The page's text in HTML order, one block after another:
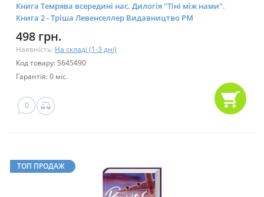
Книга Темрява всередині нас. Дилогія "Тіні між нами".
Книга 2 - Тріша Левенселлер Видавництво РМ
498 грн.
Наявність: На складі (1-3 дні)
Код товару: 5645490
Гарантія: 0 міс.
0
ТОП ПРОДАЖ